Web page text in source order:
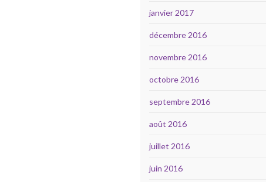
janvier 2017
décembre 2016
novembre 2016
octobre 2016
septembre 2016
août 2016
juillet 2016
juin 2016